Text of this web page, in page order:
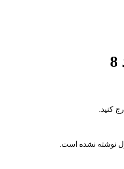
کنید.
نوشته نشده است.